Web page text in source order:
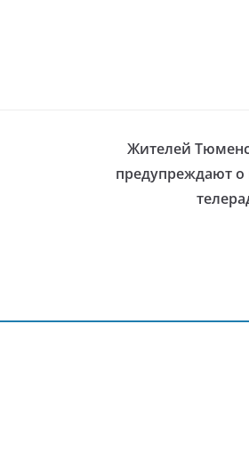
Жителей
предупреждают о